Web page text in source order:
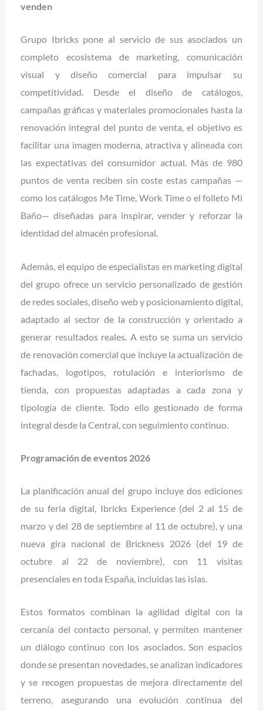
venden
Grupo Ibricks pone al servicio de sus asociados un
completo ecosistema de marketing, comunicación
visual y diseño comercial para impulsar su
competitividad. Desde el diseño de catálogos,
campañas gráficas y materiales promocionales hasta la
renovación integral del punto de venta, el objetivo es
facilitar una imagen moderna, atractiva y alineada con
las expectativas del consumidor actual. Más de 980
puntos de venta reciben sin coste estas campañas —
como los catálogos Me Time, Work Time o el folleto Mi
Baño— diseñadas para inspirar, vender y reforzar la
identidad del almacén profesional.
Además, el equipo de especialistas en marketing digital
del grupo ofrece un servicio personalizado de gestión
de redes sociales, diseño web y posicionamiento digital,
adaptado al sector de la construcción y orientado a
generar resultados reales. A esto se suma un servicio
de renovación comercial que incluye la actualización de
fachadas, logotipos, rotulación e interiorismo de
tienda, con propuestas adaptadas a cada zona y
tipología de cliente. Todo ello gestionado de forma
integral desde la Central, con seguimiento continuo.
Programación de eventos 2026
La planificación anual del grupo incluye dos ediciones
de su feria digital, Ibricks Experience (del 2 al 15 de
marzo y del 28 de septiembre al 11 de octubre), y una
nueva gira nacional de Brickness 2026 (del 19 de
octubre al 22 de noviembre), con 11 visitas
presenciales en toda España, incluidas las islas.
Estos formatos combinan la agilidad digital con la
cercanía del contacto personal, y permiten mantener
un diálogo continuo con los asociados. Son espacios
donde se presentan novedades, se analizan indicadores
y se recogen propuestas de mejora directamente del
terreno, asegurando una evolución continua del